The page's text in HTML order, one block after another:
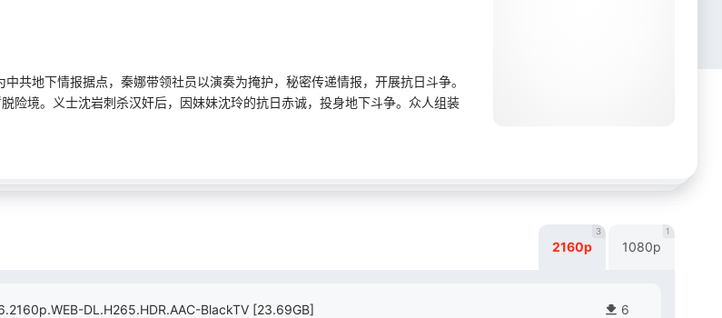
共地下情报据点，秦娜带领社员以演奏为掩护，秘密传递情报，开展抗日斗争。
险境。义士沈岩刺杀汉奸后，因妹妹沈玲的抗日赤诚，投身地下斗争。众人组装
2160p
3
1080p
1
DL.H265.HDR.AAC-BlackTV [23.69GB] 6